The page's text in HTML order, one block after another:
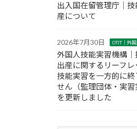
出入国在留管理庁｜
産について
2026年7月30日 OTIT｜外
外国人技能実習機構｜
出産に関するリーフ
技能実習を一方的に
せん（監理団体・実習
を更新しました